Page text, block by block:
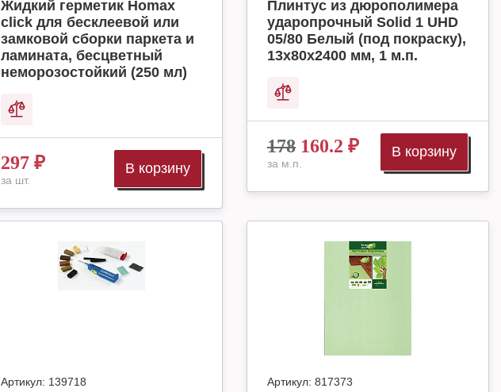
Жидкий герметик Homax
click для бесклеевой или
замковой сборки паркета и
ламината, бесцветный
неморозостойкий (250 мл)
297 ₽
за шт.
В корзину
Плинтус из дюрополимера
ударопрочный Solid 1 UHD
05/80 Белый (под покраску),
13х80х2400 мм, 1 м.п.
178 160.2 ₽
за м.п.
В корзину
Артикул: 139718 Артикул: 817373